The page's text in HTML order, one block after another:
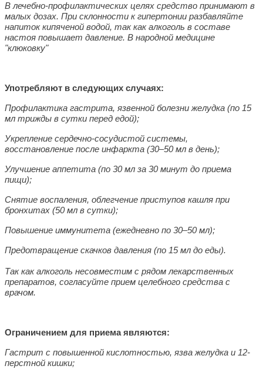
В лечебно-профилактических целях средство принимают в
малых дозах. При склонности к гипертонии разбавляйте
напиток кипяченой водой, так как алкоголь в составе
настоя повышает давление. В народной медицине
"клюковку"
Употребляют в следующих случаях:
Профилактика гастрита, язвенной болезни желудка (по 15
мл трижды в сутки перед едой);
Укрепление сердечно-сосудистой системы,
восстановление после инфаркта (30–50 мл в день);
Улучшение аппетита (по 30 мл за 30 минут до приема
пищи);
Снятие воспаления, облегчение приступов кашля при
бронхитах (50 мл в сутки);
Повышение иммунитета (ежедневно по 30–50 мл);
Предотвращение скачков давления (по 15 мл до еды).
Так как алкоголь несовместим с рядом лекарственных
препаратов, согласуйте прием целебного средства с
врачом.
Ограничением для приема являются:
Гастрит с повышенной кислотностью, язва желудка и 12-
перстной кишки;